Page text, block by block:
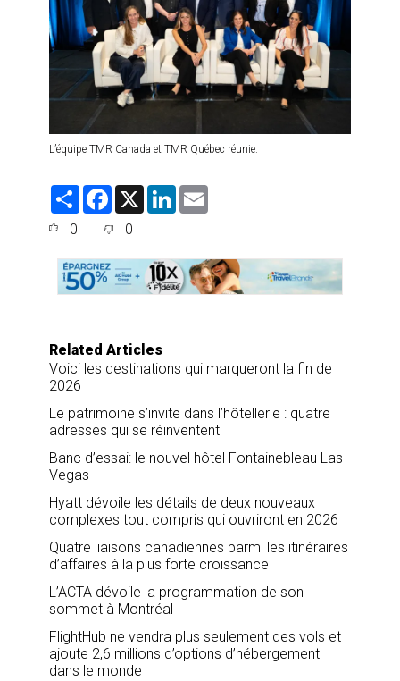
L’équipe TMR Canada et TMR Québec réunie.
S
F
e
o
o
k
X
L
d
I
n
0 0
Related Articles
Voici les destinations qui marqueront la fin de
2026
Le patrimoine s’invite dans l’hôtellerie : quatre
adresses qui se réinventent
Banc d’essai: le nouvel hôtel Fontainebleau Las
Vegas
Hyatt dévoile les détails de deux nouveaux
complexes tout compris qui ouvriront en 2026
Quatre liaisons canadiennes parmi les itinéraires
d’affaires à la plus forte croissance
L’ACTA dévoile la programmation de son
sommet à Montréal
FlightHub ne vendra plus seulement des vols et
ajoute 2,6 millions d’options d’hébergement
dans le monde